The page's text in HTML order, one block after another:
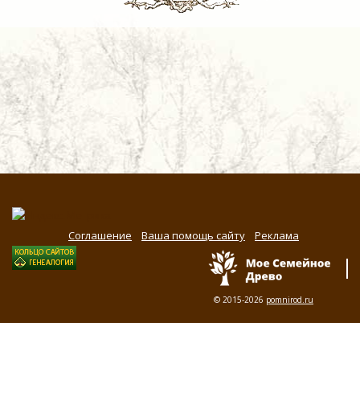
Соглашение Ваша помощь сайту Реклама
© 2015-2026 pomnirod.ru